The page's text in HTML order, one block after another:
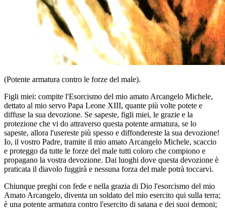
(Potente armatura contro le forze del male).
Figli miei: compite l'Esorcismo del mio amato Arcangelo Michele,
dettato al mio servo Papa Leone XIII, quante più volte potete e
diffuse la sua devozione. Se sapeste, figli miei, le grazie e la
protezione che vi do attraverso questa potente armatura, se lo
sapeste, allora l'usereste più spesso e diffondereste la sua devozione!
Io, il vostro Padre, tramite il mio amato Arcangelo Michele, scaccio
e proteggo da tutte le forze del male tutti coloro che compiono e
propagano la vostra devozione. Dai luoghi dove questa devozione è
praticata il diavolo fuggirà e nessuna forza del male potrà toccarvi.
Chiunque preghi con fede e nella grazia di Dio l'esorcismo del mio
Amato Arcangelo, diventa un soldato del mio esercito qui sulla terra;
è una potente armatura contro l'esercito di satana e dei suoi demoni;